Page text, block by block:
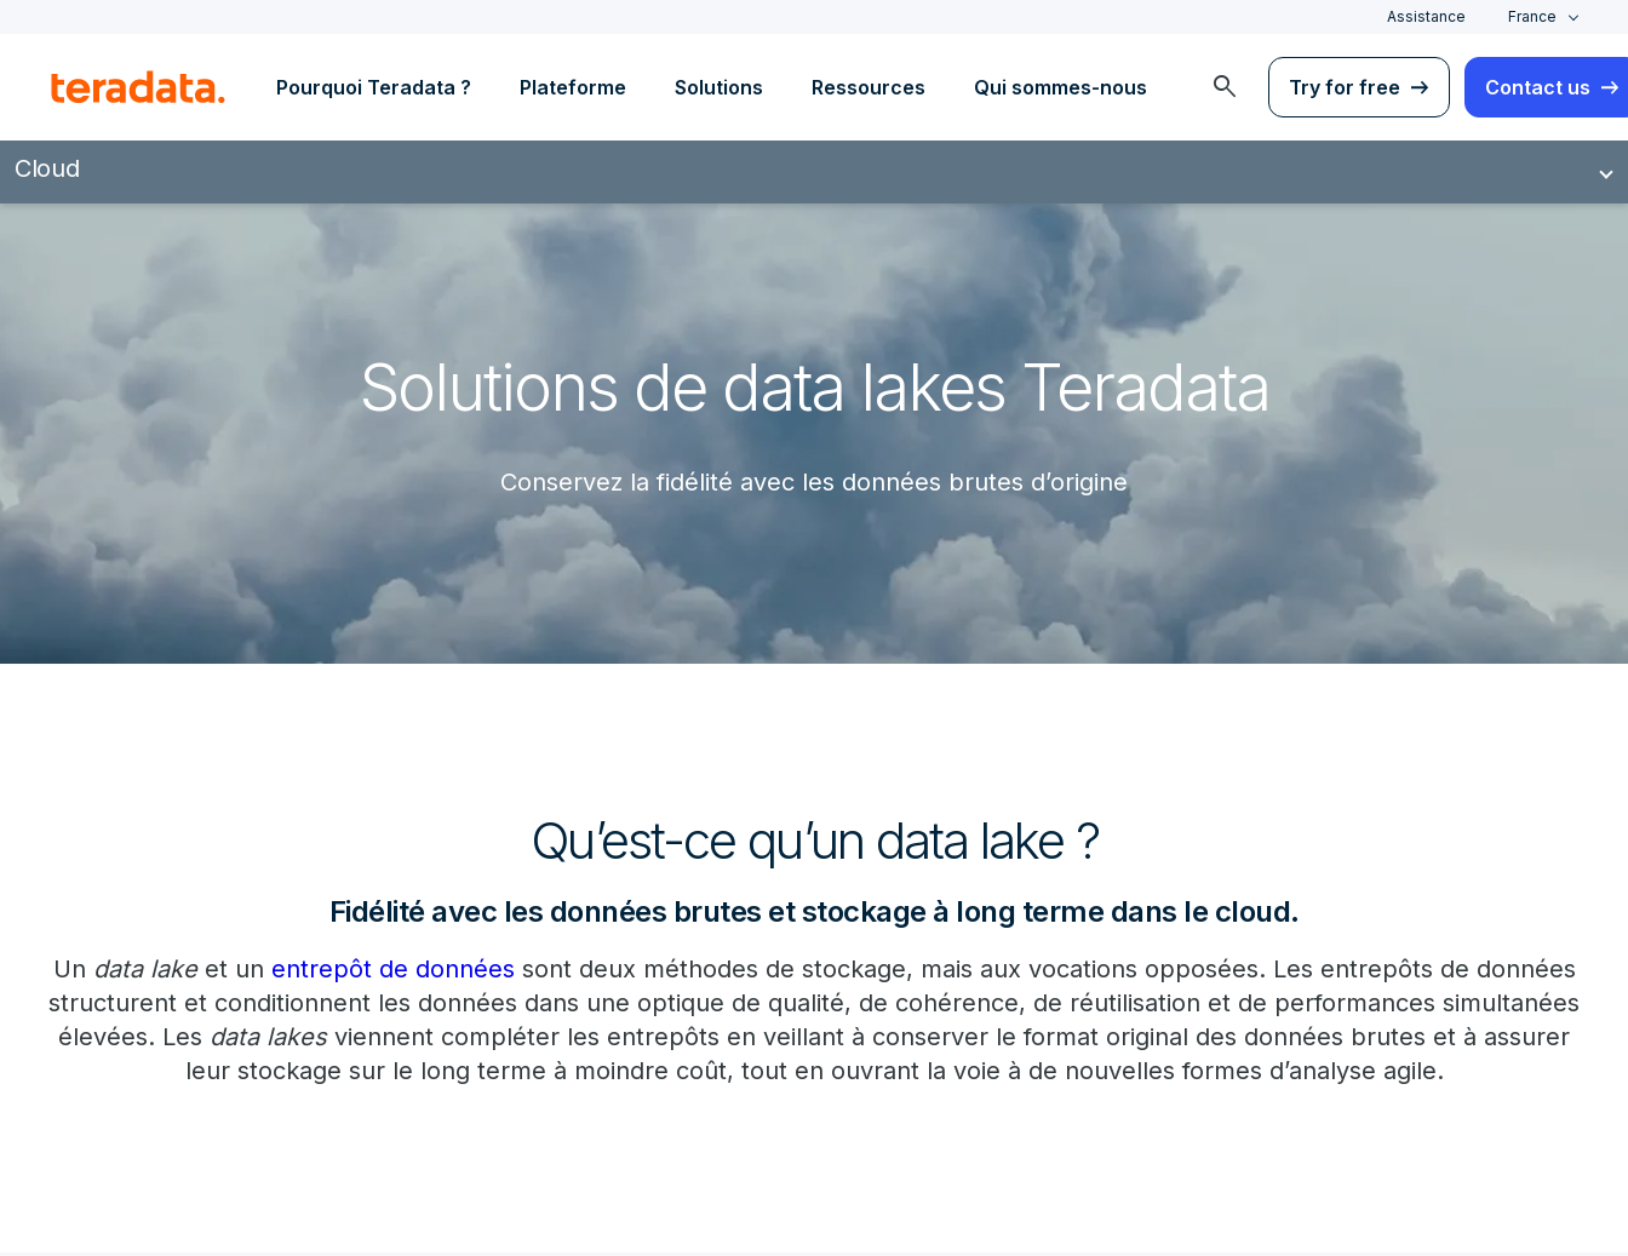
Assistance France
Pourquoi Teradata ? Plateforme Solutions Ressources Qui sommes-nous search Try for free Contact us
Cloud
Solutions de data lakes Teradata
Conservez la fidélité avec les données brutes d’origine
Qu’est-ce qu’un data lake ?
Fidélité avec les données brutes et stockage à long terme dans le cloud.
Un data lakeet un entrepôt de données sont deux méthodes de stockage, mais aux vocations opposées. Les entrepôts de données
structurent et conditionnent les données dans une optique de qualité, de cohérence, de réutilisation et de performances simultanées
élevées. Les data lakesviennent compléter les entrepôts en veillant à conserver le format original des données brutes et à assurer
leur stockage sur le long terme à moindre coût, tout en ouvrant la voie à de nouvelles formes d’analyse agile.